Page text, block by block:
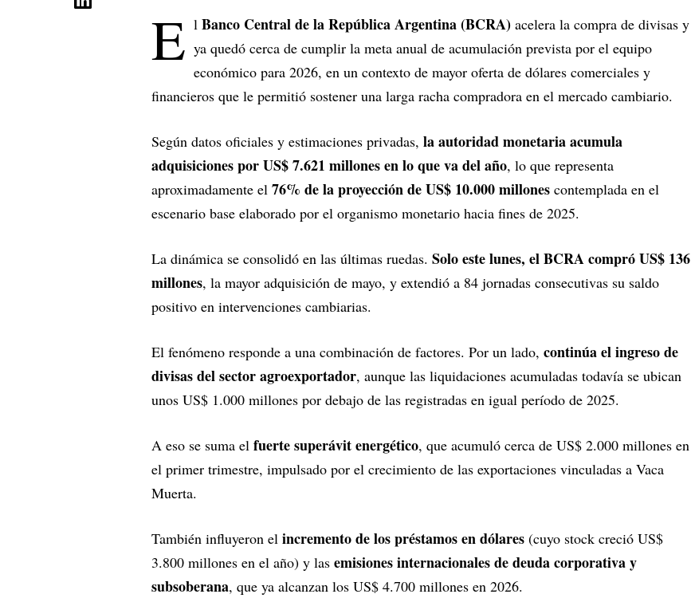
E l Banco Central de la República Argentina (BCRA) acelera la compra de divisas y
ya quedó cerca de cumplir la meta anual de acumulación prevista por el equipo
económico para 2026, en un contexto de mayor oferta de dólares comerciales y
financieros que le permitió sostener una larga racha compradora en el mercado cambiario.
Según datos oficiales y estimaciones privadas, la autoridad monetaria acumula
adquisiciones por US$ 7.621 millones en lo que va del año, lo que representa
aproximadamente el 76% de la proyección de US$ 10.000 millones contemplada en el
escenario base elaborado por el organismo monetario hacia fines de 2025.
La dinámica se consolidó en las últimas ruedas. Solo este lunes, el BCRA compró US$ 136
millones, la mayor adquisición de mayo, y extendió a 84 jornadas consecutivas su saldo
positivo en intervenciones cambiarias.
El fenómeno responde a una combinación de factores. Por un lado, continúa el ingreso de
divisas del sector agroexportador, aunque las liquidaciones acumuladas todavía se ubican
unos US$ 1.000 millones por debajo de las registradas en igual período de 2025.
A eso se suma el fuerte superávit energético, que acumuló cerca de US$ 2.000 millones en
el primer trimestre, impulsado por el crecimiento de las exportaciones vinculadas a Vaca
Muerta.
También influyeron el incremento de los préstamos en dólares (cuyo stock creció US$
3.800 millones en el año) y las emisiones internacionales de deuda corporativa y
subsoberana, que ya alcanzan los US$ 4.700 millones en 2026.